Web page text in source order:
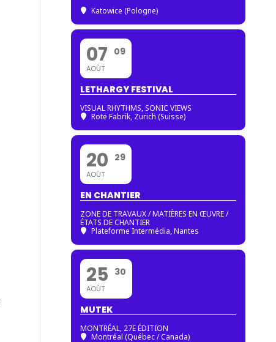
Katowice (Pologne)
07
AOÛT
09
LETHARGY FESTIVAL
VISUAL RHYTHMS, SONIC VIEWS
Rote Fabrik, Zurich (Suisse)
20
AOÛT
29
EN CHANTIER
ZONE DE TRAVAUX / MATIÈRES EN ŒUVRE /
ÉTATS DE CHANTIER
Plateforme Intermédia, Nantes
25
AOÛT
30
MUTEK
MONTRÉAL, 27E ÉDITION
Montréal (Québec / Canada)